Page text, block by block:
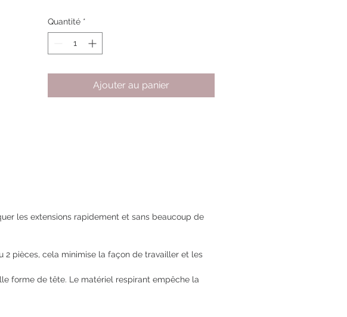
Quantité *
Ajouter au panier
les extensions rapidement et sans beaucoup de
pièces, cela minimise la façon de travailler et les
forme de tête. Le matériel respirant empêche la